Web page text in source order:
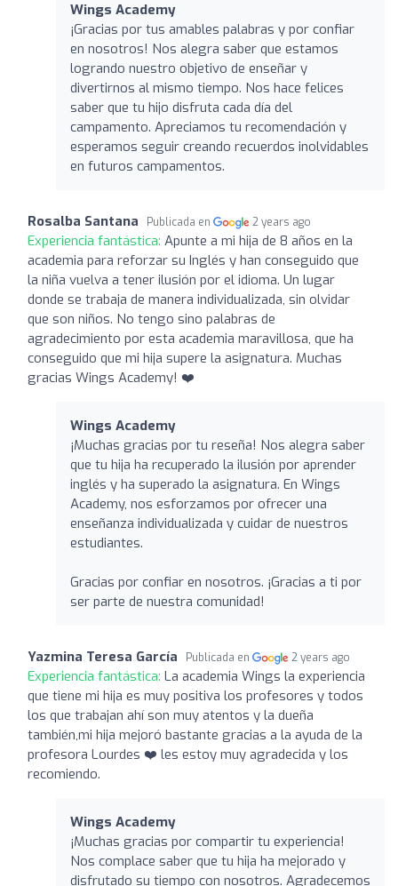
Wings Academy
¡Gracias por tus amables palabras y por confiar
en nosotros! Nos alegra saber que estamos
logrando nuestro objetivo de enseñar y
divertirnos al mismo tiempo. Nos hace felices
saber que tu hijo disfruta cada día del
campamento. Apreciamos tu recomendación y
esperamos seguir creando recuerdos inolvidables
en futuros campamentos.
Rosalba Santana Publicada en 2 years ago
Experiencia fantástica: Apunte a mi hija de 8 años en la
academia para reforzar su Inglés y han conseguido que
la niña vuelva a tener ilusión por el idioma. Un lugar
donde se trabaja de manera individualizada, sin olvidar
que son niños. No tengo sino palabras de
agradecimiento por esta academia maravillosa, que ha
conseguido que mi hija supere la asignatura. Muchas
gracias Wings Academy! ❤️
Wings Academy
¡Muchas gracias por tu reseña! Nos alegra saber
que tu hija ha recuperado la ilusión por aprender
inglés y ha superado la asignatura. En Wings
Academy, nos esforzamos por ofrecer una
enseñanza individualizada y cuidar de nuestros
estudiantes.
Gracias por confiar en nosotros. ¡Gracias a ti por
ser parte de nuestra comunidad!
Yazmina Teresa García Publicada en 2 years ago
Experiencia fantástica: La academia Wings la experiencia
que tiene mi hija es muy positiva los profesores y todos
los que trabajan ahí son muy atentos y la dueña
también,mi hija mejoró bastante gracias a la ayuda de la
profesora Lourdes ❤️ les estoy muy agradecida y los
recomiendo.
Wings Academy
¡Muchas gracias por compartir tu experiencia!
Nos complace saber que tu hija ha mejorado y
disfrutado su tiempo con nosotros. Agradecemos